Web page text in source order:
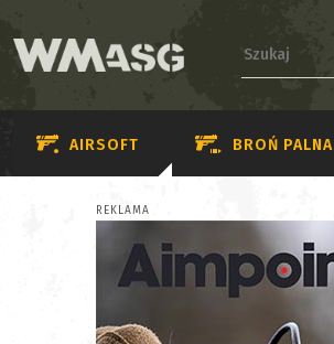
AIRSOFT BROŃ PALNA
REKLAMA